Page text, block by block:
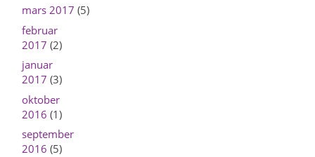
mars 2017 (5)
februar
2017 (2)
januar
2017 (3)
oktober
2016 (1)
september
2016 (5)